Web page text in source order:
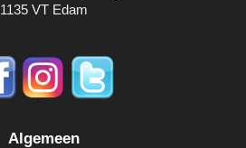
1135 VT Edam
Algemeen